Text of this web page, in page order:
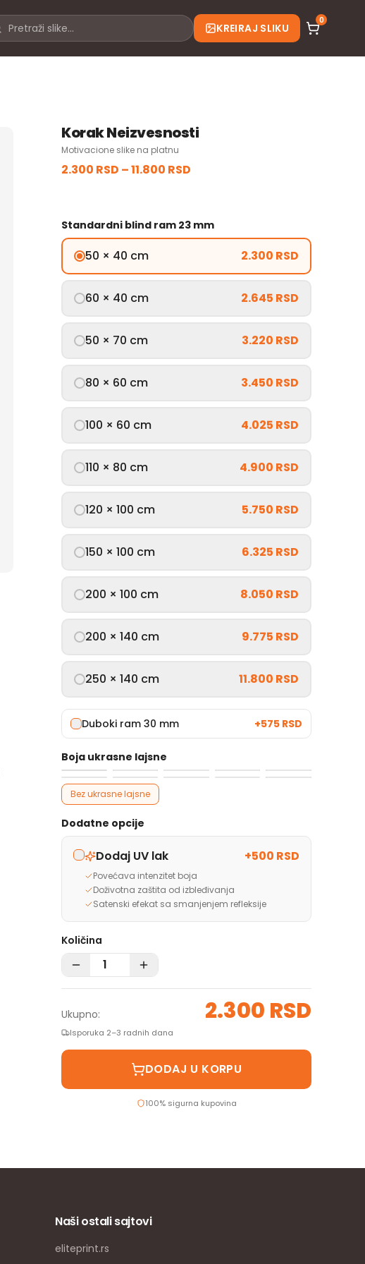
KREIRAJ SLIKU
0
Korak Neizvesnosti
Motivacione slike na platnu
2.300 RSD –11.800 RSD
Standardni blind ram 23 mm
50 × 40 cm 2.300 RSD
60 × 40 cm 2.645 RSD
50 × 70 cm 3.220 RSD
80 × 60 cm 3.450 RSD
100 × 60 cm 4.025 RSD
110 × 80 cm 4.900 RSD
120 × 100 cm 5.750 RSD
150 × 100 cm 6.325 RSD
200 × 100 cm 8.050 RSD
200 × 140 cm 9.775 RSD
250 × 140 cm 11.800 RSD
Duboki ram 30 mm +575 RSD
Boja ukrasne lajsne
Bez ukrasne lajsne
Dodatne opcije
Dodaj UV lak +500 RSD
Povećava intenzitet boja
Doživotna zaštita od izbleđivanja
Satenski efekat sa smanjenjem refleksije
Količina
Ukupno: 2.300 RSD
Isporuka 2–3 radnih dana
DODAJ U KORPU
100% sigurna kupovina
Naši ostali sajtovi
eliteprint.rs